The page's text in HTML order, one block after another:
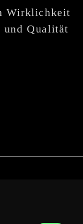
Wirklichkeit
und Qualität